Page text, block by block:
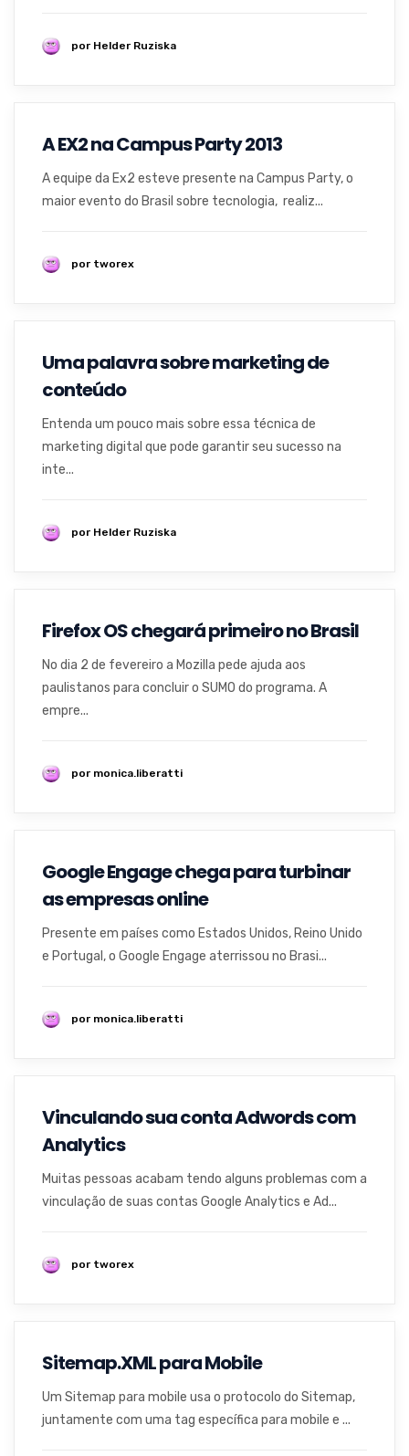
por Helder Ruziska
A EX2 na Campus Party 2013
A equipe da Ex2 esteve presente na Campus Party, o
maior evento do Brasil sobre tecnologia, realiz...
por tworex
Uma palavra sobre marketing de
conteúdo
Entenda um pouco mais sobre essa técnica de
marketing digital que pode garantir seu sucesso na
inte...
por Helder Ruziska
Firefox OS chegará primeiro no Brasil
No dia 2 de fevereiro a Mozilla pede ajuda aos
paulistanos para concluir o SUMO do programa. A
empre...
por monica.liberatti
Google Engage chega para turbinar
as empresas online
Presente em países como Estados Unidos, Reino Unido
e Portugal, o Google Engage aterrissou no Brasi...
por monica.liberatti
Vinculando sua conta Adwords com
Analytics
Muitas pessoas acabam tendo alguns problemas com a
vinculação de suas contas Google Analytics e Ad...
por tworex
Sitemap.XML para Mobile
Um Sitemap para mobile usa o protocolo do Sitemap,
juntamente com uma tag específica para mobile e ...